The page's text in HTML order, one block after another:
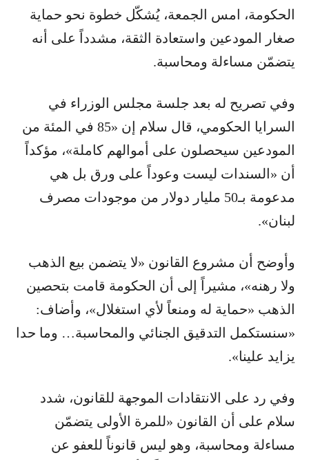
الحكومة، امس الجمعة، يُشكّل خطوة نحو حماية
صغار المودعين واستعادة الثقة، مشدداً على أنه
يتضمّن مساءلة ومحاسبة.
وفي تصريح له بعد جلسة مجلس الوزراء في
السرايا الحكومي، قال سلام إن «85 في المئة من
المودعين سيحصلون على أموالهم كاملة»، مؤكداً
أن «السندات ليست وعوداً على ورق بل هي
مدعومة بـ50 مليار دولار من موجودات مصرف
لبنان».
وأوضح أن مشروع القانون «لا يتضمن بيع الذهب
ولا رهنه»، مشيراً إلى أن الحكومة قامت بتحصين
الذهب «حماية له ومنعاً لأي استغلال»، وأضاف:
«سنستكمل التدقيق الجنائي والمحاسبة… وما حدا
يزايد علينا».
وفي رد على الانتقادات الموجهة للقانون، شدد
سلام على أن القانون «للمرة الأولى يتضمّن
مساءلة ومحاسبة، وهو ليس قانوناً للعفو عن